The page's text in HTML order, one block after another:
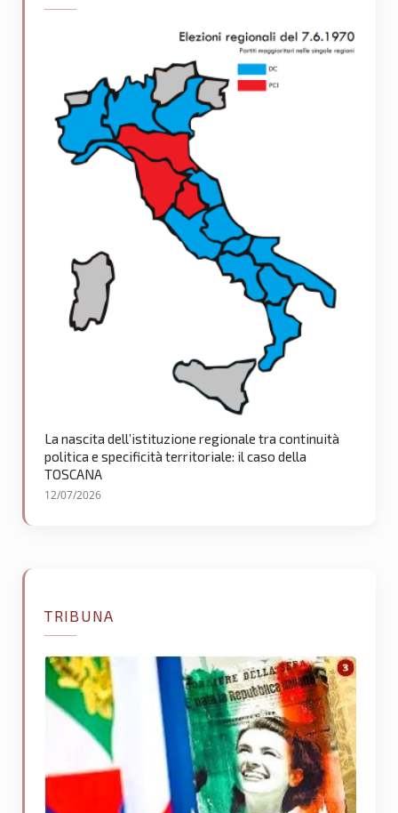
La nascita dell’istituzione regionale tra continuità
politica e specificità territoriale: il caso della
TOSCANA
12/07/2026
TRIBUNA